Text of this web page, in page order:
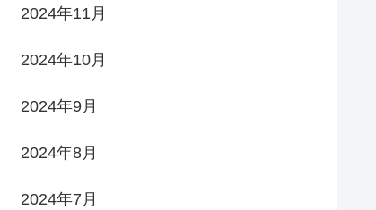
2024年11月
2024年10月
2024年9月
2024年8月
2024年7月